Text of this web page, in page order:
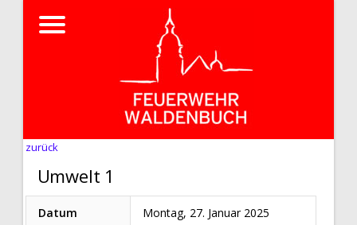
zurück
Umwelt 1
Datum Montag, 27. Januar 2025